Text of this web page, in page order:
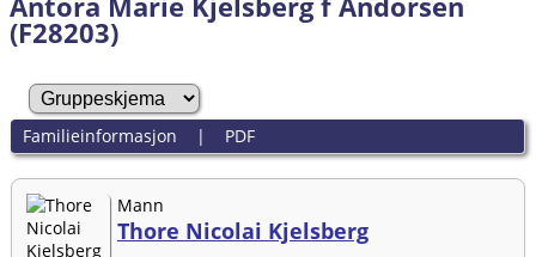
(F28203)
Familieinformasjon | PDF
Mann
Thore Nicolai Kjelsberg